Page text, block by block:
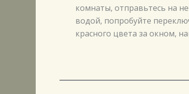
комнаты, отправьтесь на
водой, попробуйте
красного цвета за окном,